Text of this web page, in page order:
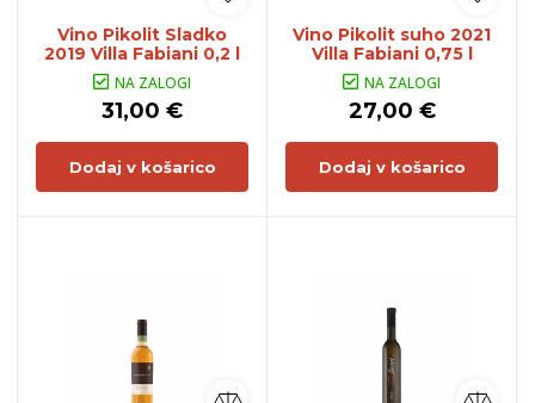
Vino Pikolit Sladko
2019 Villa Fabiani 0,2 l
NA ZALOGI
31,00 €
Dodaj v košarico
Vino Pikolit suho 2021
Villa Fabiani 0,75 l
NA ZALOGI
27,00 €
Dodaj v košarico